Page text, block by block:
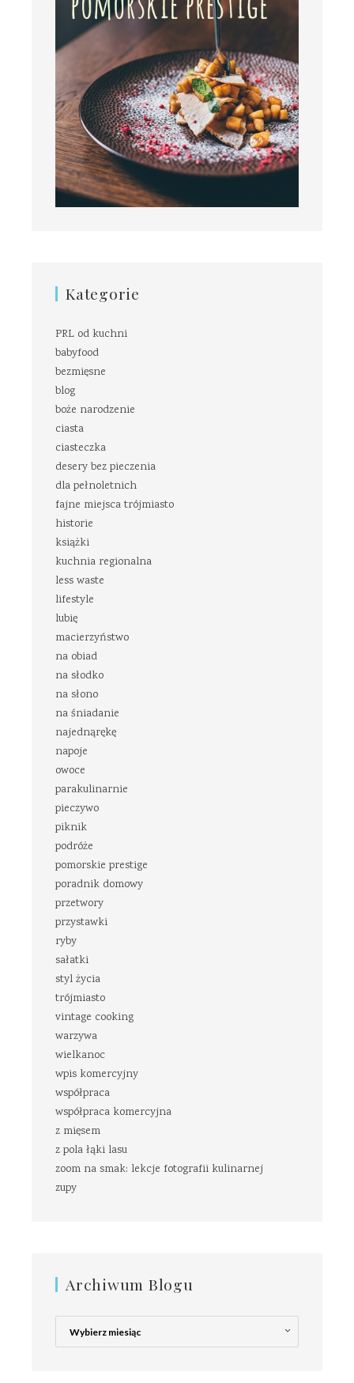
Kategorie
PRL od kuchni
babyfood
bezmięsne
blog
boże narodzenie
ciasta
ciasteczka
desery bez pieczenia
dla pełnoletnich
fajne miejsca trójmiasto
historie
książki
kuchnia regionalna
less waste
lifestyle
lubię
macierzyństwo
na obiad
na słodko
na słono
na śniadanie
najednąrękę
napoje
owoce
parakulinarnie
pieczywo
piknik
podróże
pomorskie prestige
poradnik domowy
przetwory
przystawki
ryby
sałatki
styl życia
trójmiasto
vintage cooking
warzywa
wielkanoc
wpis komercyjny
współpraca
współpraca komercyjna
z mięsem
z pola łąki lasu
zoom na smak: lekcje fotografii kulinarnej
zupy
Archiwum Blogu
Archiwum
Blogu